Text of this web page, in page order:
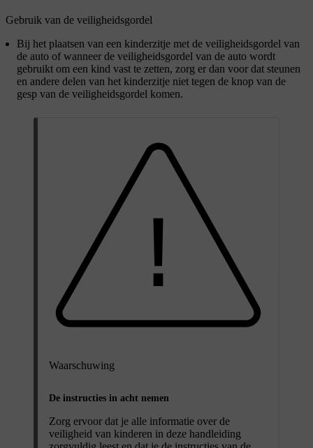
Gebruik van de veiligheidsgordel
Bij het plaatsen van een kinderzitje met de veiligheidsgordel van
de auto of wanneer de veiligheidsgordel van de auto wordt
gebruikt om een kind vast te zetten, zorg er dan voor dat steunen
en andere delen van het kinderzitje niet tegen de knop van de
gesp van de veiligheidsgordel komen.
Waarschuwing
De instructies in acht nemen
Zorg ervoor dat je alle informatie over de
veiligheid van kinderen in deze handleiding